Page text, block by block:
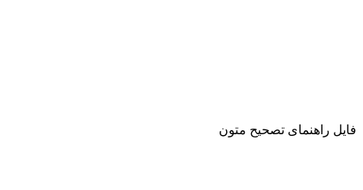
فایل راهنمای تصحیح متون